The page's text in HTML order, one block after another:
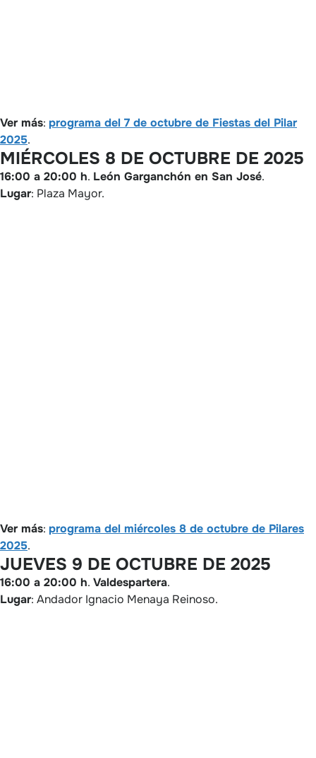
Ver más: programa del 7 de octubre de Fiestas del Pilar
2025.
MIÉRCOLES 8 DE OCTUBRE DE 2025
16:00 a 20:00 h. León Garganchón en San José.
Lugar: Plaza Mayor.
Ver más: programa del miércoles 8 de octubre de Pilares
2025.
JUEVES 9 DE OCTUBRE DE 2025
16:00 a 20:00 h. Valdespartera.
Lugar: Andador Ignacio Menaya Reinoso.